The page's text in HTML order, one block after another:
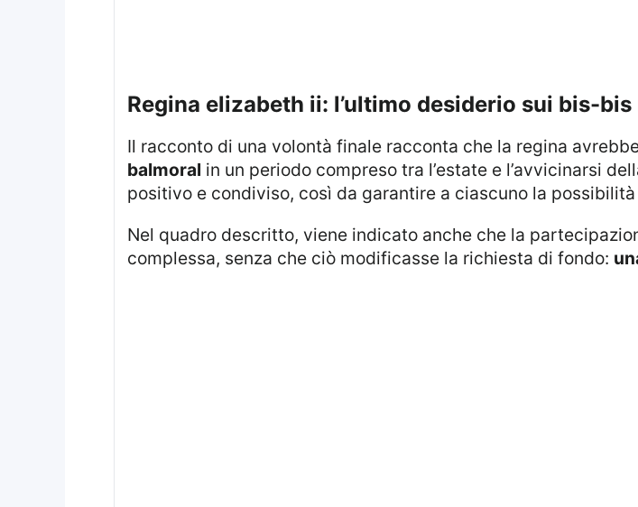
regina elizabeth ii: l’ultimo desiderio sui bis-
Il racconto di una volontà finale racconta che la regina
balmoral in un periodo compreso tra l’estate e l’avvicinarsi
positivo e condiviso, così da garantire a ciascuno la
Nel quadro descritto, viene indicato anche che la partecipazione della famiglia dei Sussex avrebbe potuto risultare
complessa, senza che ciò modificasse la richiesta di fondo: